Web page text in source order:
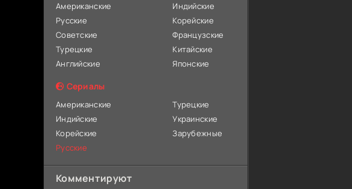
Американские
Русские
Советские
Турецкие
Английские
Индийские
Корейские
Французские
Китайские
Японские
Сериалы
Американские
Индийские
Корейские
Русские
Турецкие
Украинские
Зарубежные
Комментируют